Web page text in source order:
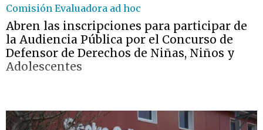
Comisión Evaluadora ad hoc
Abren las inscripciones para participar de
la Audiencia Pública por el Concurso de
Defensor de Derechos de Niñas, Niños y
Adolescentes